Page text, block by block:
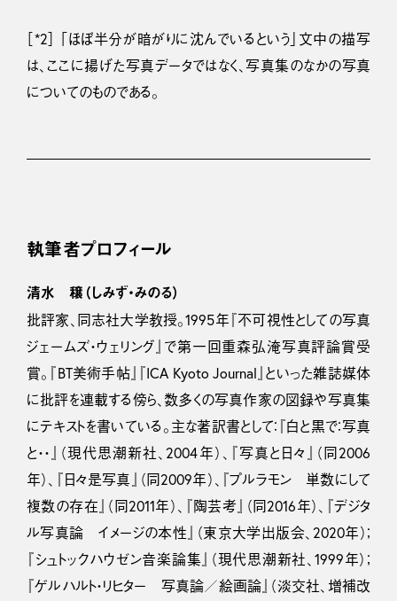
［*2］ 「ほぼ半分が暗がりに沈んでいるという」文中の描写
は、ここに揚げた写真データではなく、写真集のなかの写真
についてのものである。
執筆者プロフィール
清水 穣（しみず・みのる）
批評家、同志社大学教授。1995年『不可視性としての写真
ジェームズ・ウェリング』で第一回重森弘淹写真評論賞受
賞。『BT美術手帖』『ICA Kyoto Journal』といった雑誌媒体
に批評を連載する傍ら、数多くの写真作家の図録や写真集
にテキストを書いている。主な著訳書として：『白と黒で：写真
と・・』（現代思潮新社、2004年）、『写真と日々』（同2006
年）、『日々是写真』（同2009年）、『プルラモン 単数にして
複数の存在』（同2011年）、『陶芸考』（同2016年）、『デジタ
ル写真論 イメージの本性』（東京大学出版会、2020年）；
『シュトックハウゼン音楽論集』（現代思潮新社、1999年）；
『ゲルハルト・リヒター 写真論／絵画論』（淡交社、増補改